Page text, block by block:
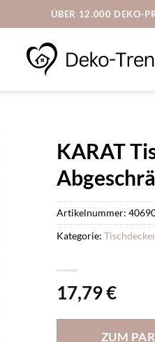
ÜBER 12.000 DEKO-
KARAT
17,79€
ZUM
Artikelnummer:
Kategorie: